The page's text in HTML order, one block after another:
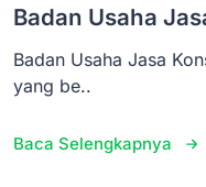
Badan Usaha
Badan Usaha Jasa
yang be..
Baca Selengkapnya